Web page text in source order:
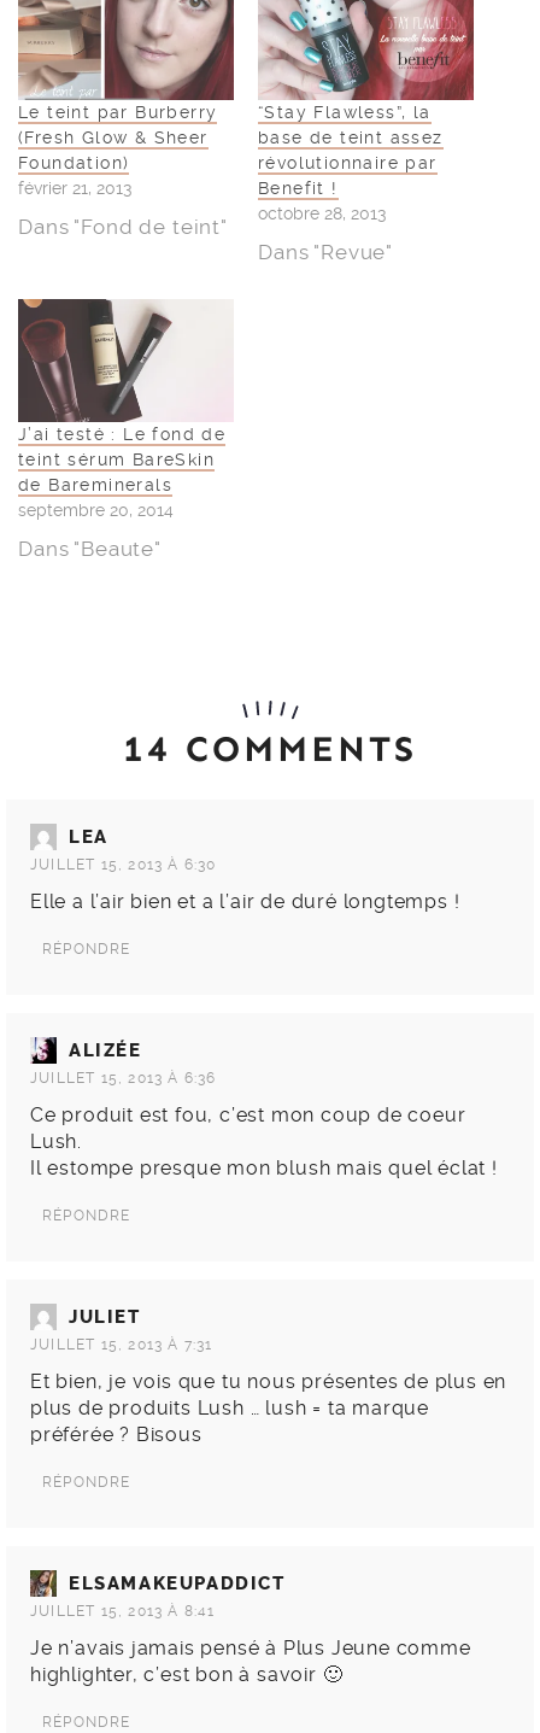
Le teint par Burberry
(Fresh Glow & Sheer
Foundation)
février 21, 2013
Dans "Fond de teint"
“Stay Flawless”, la
base de teint assez
révolutionnaire par
Benefit !
octobre 28, 2013
Dans "Revue"
J’ai testé : Le fond de
teint sérum BareSkin
de Bareminerals
septembre 20, 2014
Dans "Beaute"
14 COMMENTS
LEA
JUILLET 15, 2013 À 6:30
Elle a l’air bien et a l’air de duré longtemps !
RÉPONDRE
ALIZÉE
JUILLET 15, 2013 À 6:36
Ce produit est fou, c’est mon coup de coeur
Lush.
Il estompe presque mon blush mais quel éclat !
RÉPONDRE
JULIET
JUILLET 15, 2013 À 7:31
Et bien, je vois que tu nous présentes de plus en
plus de produits Lush … lush = ta marque
préférée ? Bisous
RÉPONDRE
ELSAMAKEUPADDICT
JUILLET 15, 2013 À 8:41
Je n’avais jamais pensé à Plus Jeune comme
highlighter, c’est bon à savoir 🙂
RÉPONDRE